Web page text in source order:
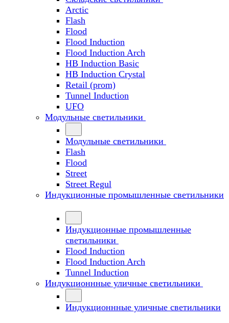
Arctic
Flash
Flood
Flood Induction
Flood Induction Arch
HB Induction Basic
HB Induction Crystal
Retail (prom)
Tunnel Induction
UFO
Модульные светильники
Модульные светильники
Flash
Flood
Street
Street Regul
Индукционные промышленные светильники
Индукционные промышленные
светильники
Flood Induction
Flood Induction Arch
Tunnel Induction
Индукционнные уличные светильники
Индукционнные уличные светильники